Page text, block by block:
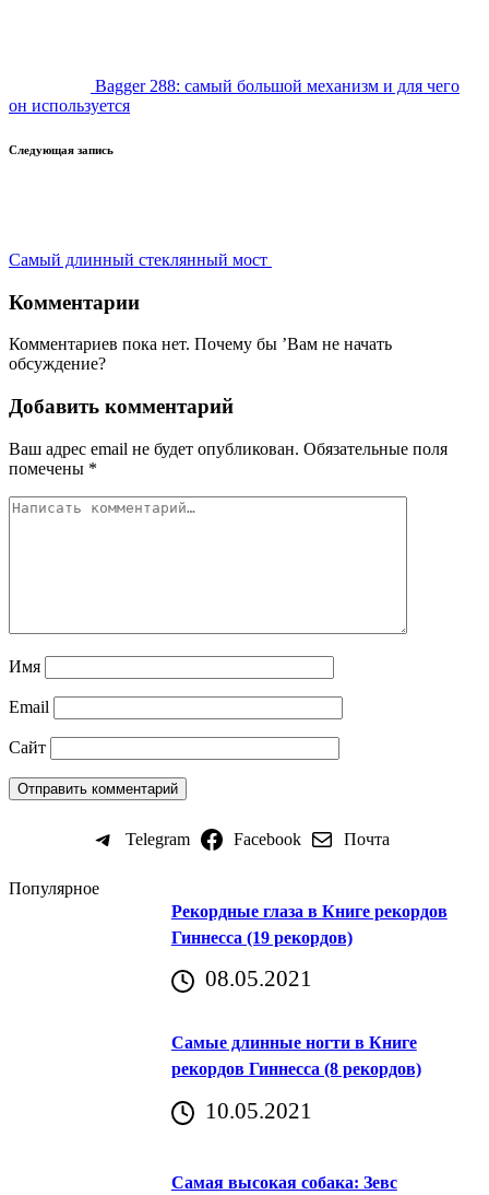
Bagger 288: самый большой механизм и для чего
он используется
Следующая запись
Самый длинный стеклянный мост
Комментарии
Комментариев пока нет. Почему бы ’Вам не начать
обсуждение?
Добавить комментарий
Ваш адрес email не будет опубликован. Обязательные поля
помечены *
Имя
Email
Сайт
Telegram Facebook Почта
Популярное
Рекордные глаза в Книге рекордов
Гиннесса (19 рекордов)
08.05.2021
Самые длинные ногти в Книге
рекордов Гиннесса (8 рекордов)
10.05.2021
Самая высокая собака: Зевс